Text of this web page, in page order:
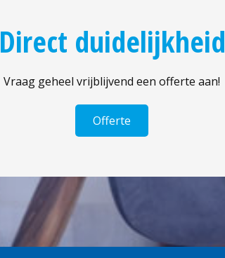
Direct duidelijkheid
Vraag geheel vrijblijvend een offerte aan!
Offerte